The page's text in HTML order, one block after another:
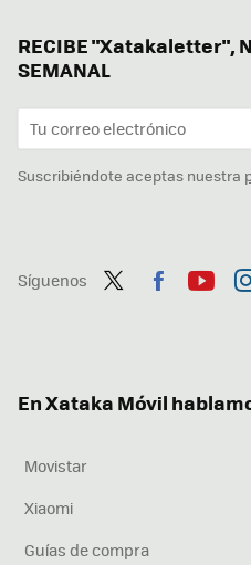
RECIBE "Xatakaletter",
SEMANAL
Suscribiéndote aceptas nuestra
Síguenos
En Xataka Móvil
Movistar
Xiaomi
Guías de compra